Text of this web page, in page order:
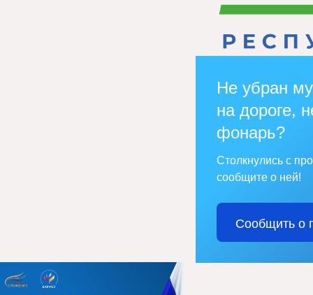
Не убран
на дороге,
фонарь?
Столкнулись с
сообщите о ней!
Сообщить о